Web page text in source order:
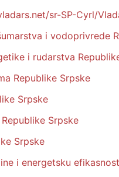
sr-SP-Cyrl/
i vodoprivrede
i rudarstva
Republike Srpske
Srpske
Srpske
Srpske
i energetsku